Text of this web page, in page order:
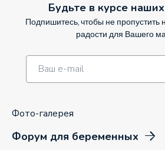
Будьте в курсе
Подпишитесь, чтобы не пропустить
радости для Вашего
Фото-галерея
Форум для беременных